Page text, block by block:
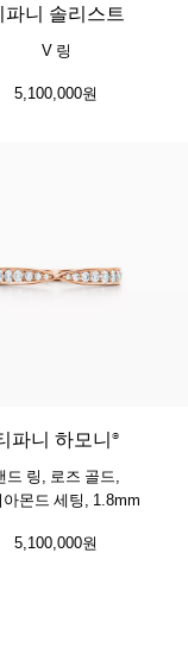
파니 솔리스트
V 링
5,100,000원
, 로즈 골드, 다이아
파니 하모니®
드 링, 로즈 골드,
아몬드 세팅, 1.8mm
5,100,000원